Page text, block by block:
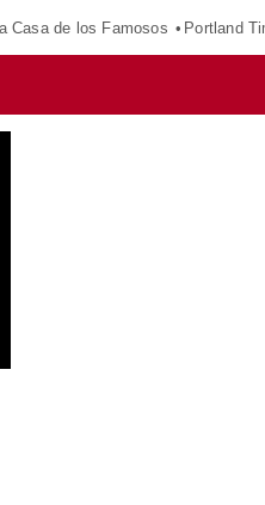
Casa de los Famosos Portland